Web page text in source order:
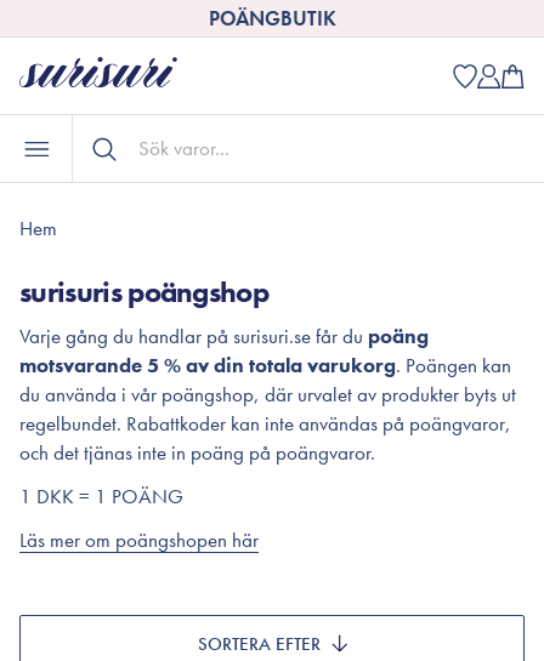
POÄNGBUTIK
Hem
surisuris poängshop
Varje gång du handlar på surisuri.se får du poäng
motsvarande 5 % av din totala varukorg. Poängen kan
du använda i vår poängshop, där urvalet av produkter byts ut
regelbundet. Rabattkoder kan inte användas på poängvaror,
och det tjänas inte in poäng på poängvaror.
1 DKK = 1 POÄNG
Läs mer om poängshopen här
SORTERA EFTER